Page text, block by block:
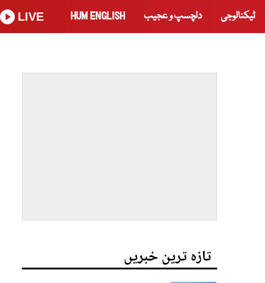
ٹیکنالوجی دلچسپ و عجیب HUM ENGLISH
LIVE
تازہ ترین خبریں